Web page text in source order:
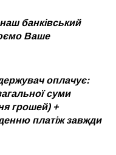
банківський
Ваше
оплачує:
суми
грошей) +
платіж завжди